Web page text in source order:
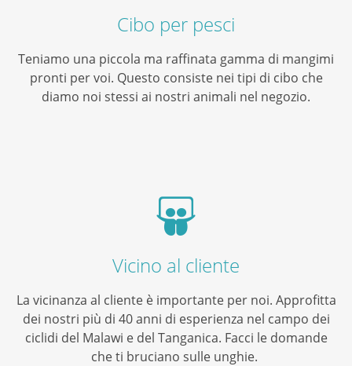
Cibo per pesci
Teniamo una piccola ma raffinata gamma di mangimi
pronti per voi. Questo consiste nei tipi di cibo che
diamo noi stessi ai nostri animali nel negozio.
Vicino al cliente
La vicinanza al cliente è importante per noi. Approfitta
dei nostri più di 40 anni di esperienza nel campo dei
ciclidi del Malawi e del Tanganica. Facci le domande
che ti bruciano sulle unghie.